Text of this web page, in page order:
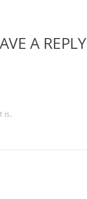
A REPLY
is..